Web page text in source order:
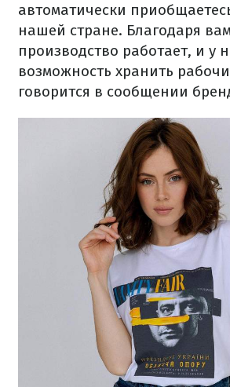
автоматически
нашей стране. Благодаря
производство работает, и у
возможность хранить
говорится в сообщении